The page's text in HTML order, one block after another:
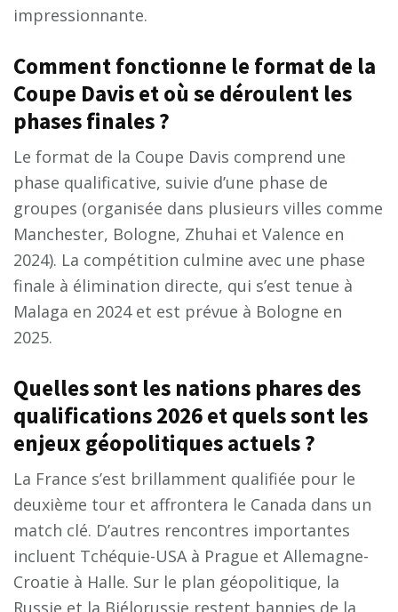
impressionnante.
Comment fonctionne le format de la
Coupe Davis et où se déroulent les
phases finales ?
Le format de la Coupe Davis comprend une
phase qualificative, suivie d’une phase de
groupes (organisée dans plusieurs villes comme
Manchester, Bologne, Zhuhai et Valence en
2024). La compétition culmine avec une phase
finale à élimination directe, qui s’est tenue à
Malaga en 2024 et est prévue à Bologne en
2025.
Quelles sont les nations phares des
qualifications 2026 et quels sont les
enjeux géopolitiques actuels ?
La France s’est brillamment qualifiée pour le
deuxième tour et affrontera le Canada dans un
match clé. D’autres rencontres importantes
incluent Tchéquie-USA à Prague et Allemagne-
Croatie à Halle. Sur le plan géopolitique, la
Russie et la Biélorussie restent bannies de la